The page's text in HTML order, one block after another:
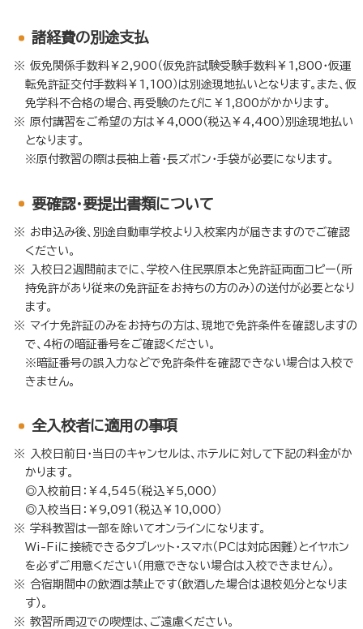
諸経費の別途支払
仮免関係手数料￥2,900（仮免許試験受験手数料￥1,800・仮運
転免許証交付手数料￥1,100）は別途現地払いとなります。また、仮
免学科不合格の場合、再受験のたびに￥1,800がかかります。
原付講習をご希望の方は￥4,000（税込￥4,400）別途現地払い
となります。
※原付教習の際は長袖上着・長ズボン・手袋が必要になります。
要確認・要提出書類について
お申込み後、別途自動車学校より入校案内が届きますのでご確認
ください。
入校日2週間前までに、学校へ住民票原本と免許証両面コピー（所
持免許があり従来の免許証をお持ちの方のみ）の送付が必要となり
ます。
マイナ免許証のみをお持ちの方は、現地で免許条件を確認しますの
で、4桁の暗証番号をご確認ください。
※暗証番号の誤入力などで免許条件を確認できない場合は入校で
きません。
全入校者に適用の事項
入校日前日・当日のキャンセルは、ホテルに対して下記の料金がか
かります。
◎入校前日：￥4,545（税込￥5,000）
◎入校当日：￥9,091（税込￥10,000）
学科教習は一部を除いてオンラインになります。
Wi-Fiに接続できるタブレット・スマホ（PCは対応困難）とイヤホン
を必ずご用意ください（用意できない場合は入校できません）。
合宿期間中の飲酒は禁止です（飲酒した場合は退校処分となりま
す）。
教習所周辺での喫煙は、ご遠慮ください。